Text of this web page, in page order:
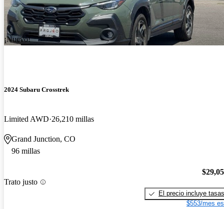
¡Nuevo!
2024 Subaru Crosstrek
Limited AWD 26,210 millas
Grand Junction, CO
96 millas
Trato justo
El precio incluye tasas
$553/mes